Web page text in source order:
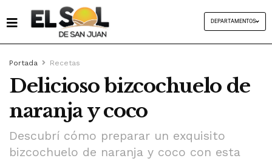
DEPARTAMENTOS
Portada Recetas
Delicioso bizcochuelo de
naranja y coco
Descubrí cómo preparar un exquisito
bizcochuelo de naranja y coco con esta